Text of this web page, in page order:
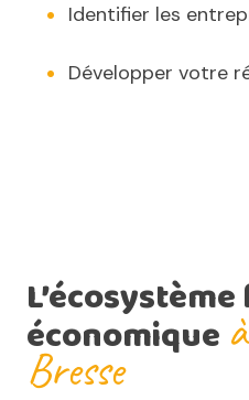
Identifier les
Développer votre
économique
Bresse